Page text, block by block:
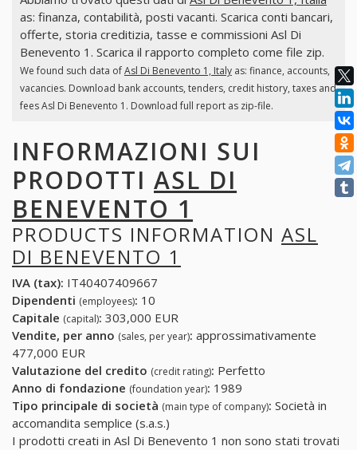
as: finanza, contabilità, posti vacanti. Scarica conti bancari,
offerte, storia creditizia, tasse e commissioni Asl Di
Benevento 1. Scarica il rapporto completo come file zip.
We found such data ofAsl Di Benevento 1, Italyas: finance, accounts,
vacancies. Download bank accounts, tenders, credit history, taxes and
fees Asl Di Benevento 1. Download full report as zip-file.
INFORMAZIONI SUI
PRODOTTI ASL DI
BENEVENTO 1
PRODUCTS INFORMATION ASL
DI BENEVENTO 1
IVA (tax): IT40407409667
Dipendenti (employees): 10
Capitale (capital): 303,000 EUR
Vendite, per anno (sales, per year): approssimativamente
477,000 EUR
Valutazione del credito (credit rating): Perfetto
Anno di fondazione (foundation year): 1989
Tipo principale di società (main type of company): Società in
accomandita semplice (s.a.s.)
I prodotti creati in Asl Di Benevento 1 non sono stati trovati